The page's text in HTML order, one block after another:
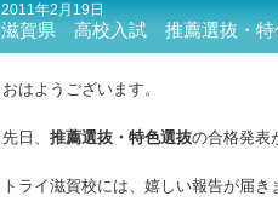
2011年2月19日
滋賀県 高校入試 推薦選抜・特
おはようございます。
先日、 推薦選抜・特色選抜の合格発表
トライ滋賀校には、嬉しい報告が届き